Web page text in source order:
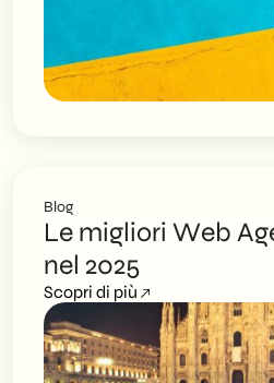
Blog
Le migliori Web
nel 2025
Scopri di più